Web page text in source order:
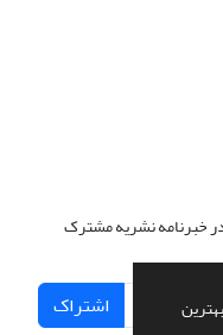
خبرنامه نشریه مشترک
اشتراک